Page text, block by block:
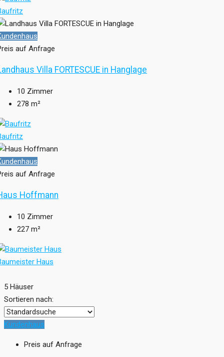
auf Anfrage
Villa FORTESCUE in Hanglage
10 Zimmer
278 m²
auf Anfrage
Hoffmann
10 Zimmer
227 m²
Haus
5 Häuser
Sortieren nach:
Kundenhaus
Preis auf Anfrage